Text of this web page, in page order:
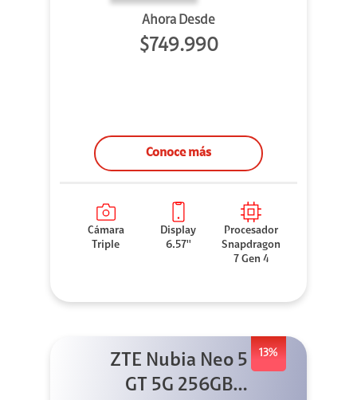
Ahora Desde
$749.990
Conoce más
Cámara
Triple
Display
6.57''
Procesador
Snapdragon
7 Gen 4
13%
ZTE Nubia Neo 5
GT 5G 256GB